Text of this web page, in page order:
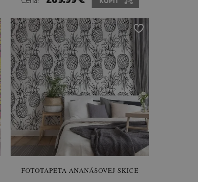
FOTOTAPETA ANANÁSOVEJ SKICE